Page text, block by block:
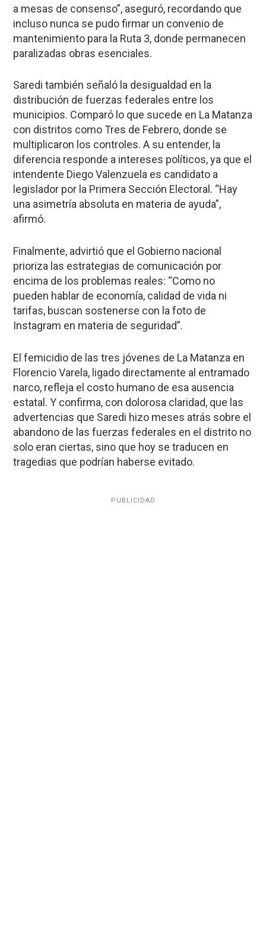
a mesas de consenso”, aseguró, recordando que
incluso nunca se pudo firmar un convenio de
mantenimiento para la Ruta 3, donde permanecen
paralizadas obras esenciales.
Saredi también señaló la desigualdad en la
distribución de fuerzas federales entre los
municipios. Comparó lo que sucede en La Matanza
con distritos como Tres de Febrero, donde se
multiplicaron los controles. A su entender, la
diferencia responde a intereses políticos, ya que el
intendente Diego Valenzuela es candidato a
legislador por la Primera Sección Electoral. “Hay
una asimetría absoluta en materia de ayuda”,
afirmó.
Finalmente, advirtió que el Gobierno nacional
prioriza las estrategias de comunicación por
encima de los problemas reales: “Como no
pueden hablar de economía, calidad de vida ni
tarifas, buscan sostenerse con la foto de
Instagram en materia de seguridad”.
El femicidio de las tres jóvenes de La Matanza en
Florencio Varela, ligado directamente al entramado
narco, refleja el costo humano de esa ausencia
estatal. Y confirma, con dolorosa claridad, que las
advertencias que Saredi hizo meses atrás sobre el
abandono de las fuerzas federales en el distrito no
solo eran ciertas, sino que hoy se traducen en
tragedias que podrían haberse evitado.
PUBLICIDAD